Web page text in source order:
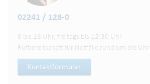
02241 / 128-0
8 bis 16 Uhr, freitags bis 12:30 Uhr
Rufbereitschaft für Notfälle rund um die Uhr
Kontaktformular